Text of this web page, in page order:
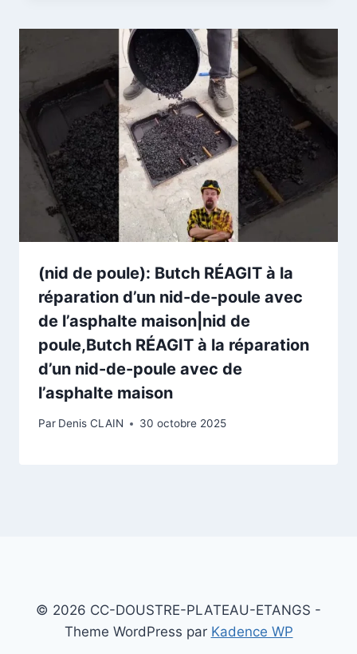
(nid de poule): Butch RÉAGIT à la
réparation d’un nid-de-poule avec
de l’asphalte maison|nid de
poule,Butch RÉAGIT à la réparation
d’un nid-de-poule avec de
l’asphalte maison
Par Denis CLAIN 30 octobre 2025
© 2026 CC-DOUSTRE-PLATEAU-ETANGS -
Theme WordPress par Kadence WP